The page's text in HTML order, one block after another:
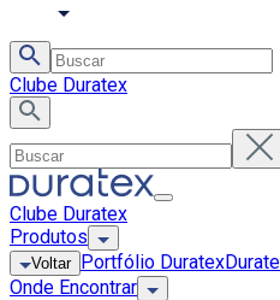
Clube Duratex
Clube Duratex
Produtos
Voltar Portfólio Duratex
Onde Encontrar